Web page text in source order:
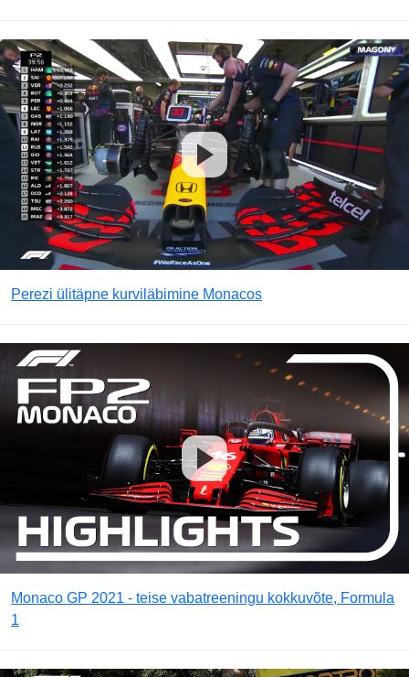
Perezi ülitäpne kurviläbimine Monacos
Monaco GP 2021 - teise vabatreeningu kokkuvõte, Formula
1